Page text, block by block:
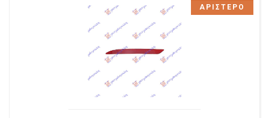
ΑΡΙΣΤΕΡΟ